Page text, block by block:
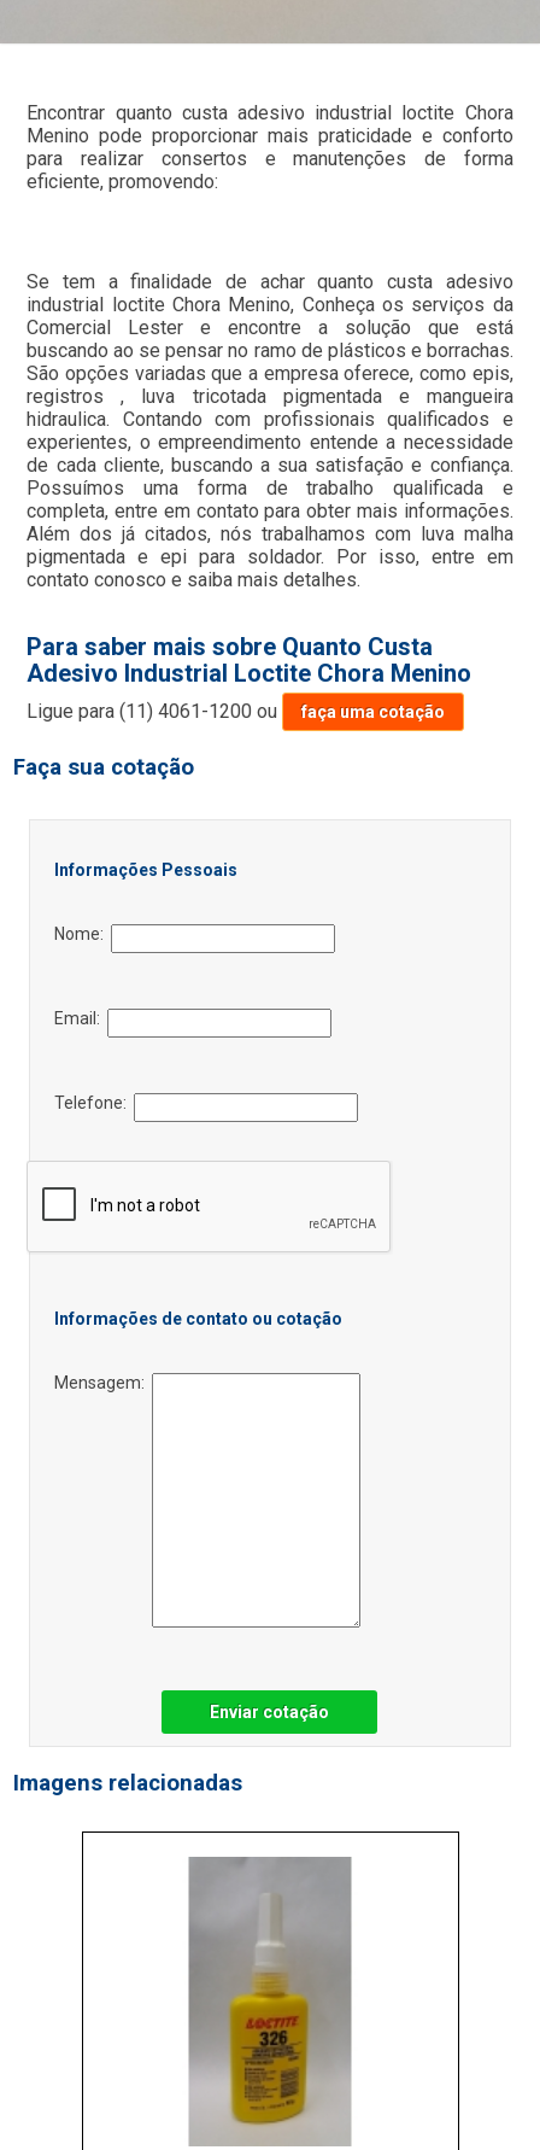
Encontrar quanto custa adesivo industrial loctite Chora
Menino pode proporcionar mais praticidade e conforto
para realizar consertos e manutenções de forma
eficiente, promovendo:
Se tem a finalidade de achar quanto custa adesivo
industrial loctite Chora Menino, Conheça os serviços da
Comercial Lester e encontre a solução que está
buscando ao se pensar no ramo de plásticos e borrachas.
São opções variadas que a empresa oferece, como epis,
registros , luva tricotada pigmentada e mangueira
hidraulica. Contando com profissionais qualificados e
experientes, o empreendimento entende a necessidade
de cada cliente, buscando a sua satisfação e confiança.
Possuímos uma forma de trabalho qualificada e
completa, entre em contato para obter mais informações.
Além dos já citados, nós trabalhamos com luva malha
pigmentada e epi para soldador. Por isso, entre em
contato conosco e saiba mais detalhes.
Para saber mais sobre Quanto Custa
Adesivo Industrial Loctite Chora Menino
Ligue para(11) 4061-1200 ou faça uma cotação
Faça sua cotação
Informações Pessoais
Nome:
Email:
Telefone:
Informações de contato ou cotação
Mensagem:
Enviar cotação
Imagens relacionadas